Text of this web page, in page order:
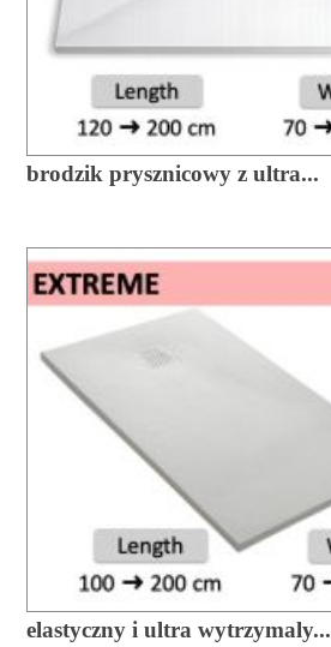
brodzik prysznicowy z ultra...
elastyczny i ultra wytrzymaly...